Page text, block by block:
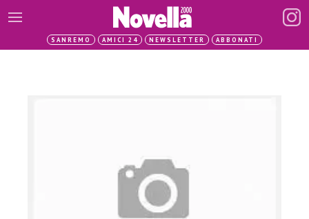
SANREMO AMICI 24 NEWSLETTER ABBONATI